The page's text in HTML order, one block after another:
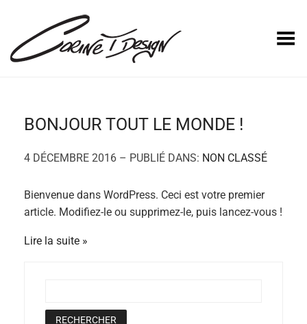
Basculer le menu
BONJOUR TOUT LE MONDE !
4 DÉCEMBRE 2016 – PUBLIÉ DANS: NON CLASSÉ
Bienvenue dans WordPress. Ceci est votre premier
article. Modifiez-le ou supprimez-le, puis lancez-vous !
Lire la suite